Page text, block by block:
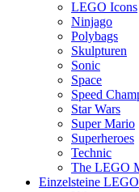
LEGO Icons
Ninjago
Polybags
Skulpturen
Sonic
Space
Speed
Star Wars
Super Mario
Superheroes
Technic
The LEGO
Einzelsteine LEGO